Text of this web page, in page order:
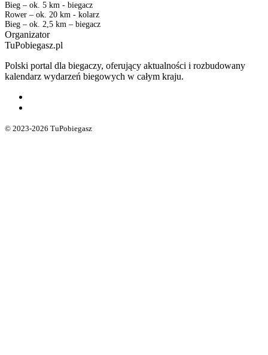
Bieg – ok. 5 km - biegacz
Rower – ok. 20 km - kolarz
Bieg – ok. 2,5 km – biegacz
Organizator
TuPobiegasz.pl
Polski portal dla biegaczy, oferujący aktualności i rozbudowany
kalendarz wydarzeń biegowych w całym kraju.
© 2023-2026 TuPobiegasz